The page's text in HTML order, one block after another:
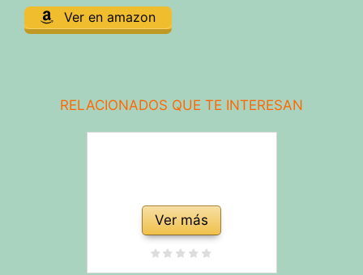
Ver en amazon
RELACIONADOS QUE TE INTERESAN
Ver más